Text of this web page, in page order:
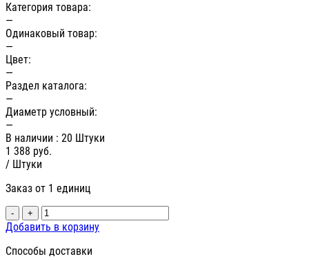
Категория товара:
—
Одинаковый товар:
—
Цвет:
—
Раздел каталога:
—
Диаметр условный:
—
В наличии : 20 Штуки
1 388 руб.
/ Штуки
Заказ от 1 единиц
- +
Добавить в корзину
Способы доставки